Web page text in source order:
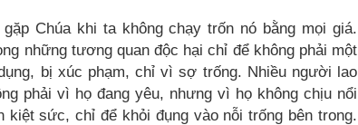
Chúa khi ta không chạy trốn nó bằng mọi giá.
những tương quan độc hại chỉ để không phải một
bị xúc phạm, chỉ vì sợ trống. Nhiều người lao
phải vì họ đang yêu, nhưng vì họ không chịu nổi
sức, chỉ để khỏi đụng vào nỗi trống bên trong.